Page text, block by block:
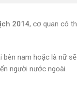
2014, cơ quan có
nam hoặc là nữ
người nước ngoài.